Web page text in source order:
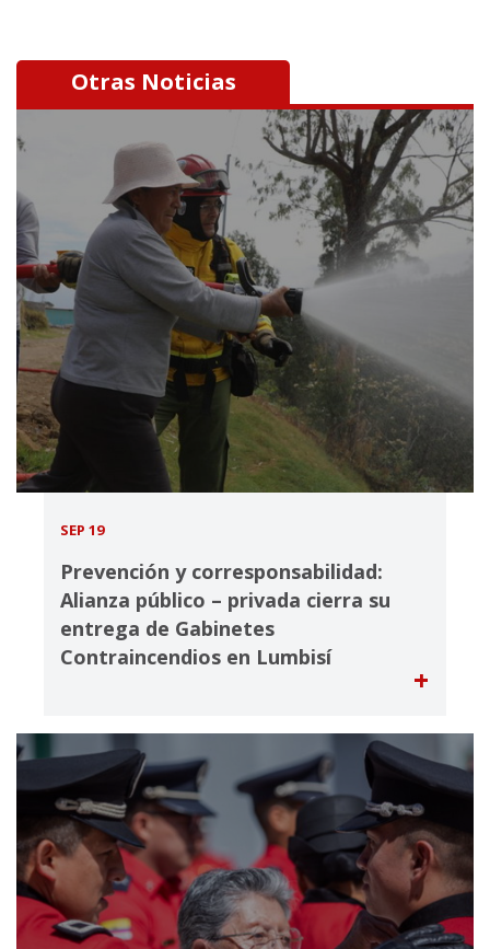
Otras Noticias
SEP 19
Prevención y corresponsabilidad:
Alianza público – privada cierra su
entrega de Gabinetes
Contraincendios en Lumbisí
+